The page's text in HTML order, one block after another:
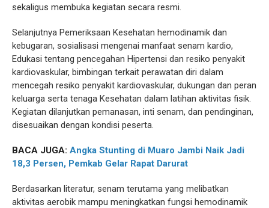
sekaligus membuka kegiatan secara resmi.
Selanjutnya Pemeriksaan Kesehatan hemodinamik dan
kebugaran, sosialisasi mengenai manfaat senam kardio,
Edukasi tentang pencegahan Hipertensi dan resiko penyakit
kardiovaskular, bimbingan terkait perawatan diri dalam
mencegah resiko penyakit kardiovaskular, dukungan dan peran
keluarga serta tenaga Kesehatan dalam latihan aktivitas fisik.
Kegiatan dilanjutkan pemanasan, inti senam, dan pendinginan,
disesuaikan dengan kondisi peserta.
BACA JUGA: Angka Stunting di Muaro Jambi Naik Jadi
18,3 Persen, Pemkab Gelar Rapat Darurat
Berdasarkan literatur, senam terutama yang melibatkan
aktivitas aerobik mampu meningkatkan fungsi hemodinamik